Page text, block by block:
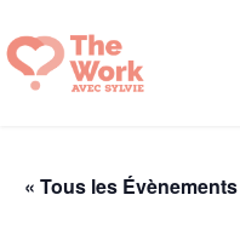
au
contenu
« Tous les Évènements